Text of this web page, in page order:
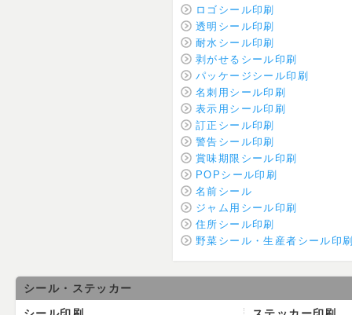
ロゴシール印刷
透明シール印刷
耐水シール印刷
剥がせるシール印刷
パッケージシール印刷
名刺用シール印刷
表示用シール印刷
訂正シール印刷
警告シール印刷
賞味期限シール印刷
POPシール印刷
名前シール
ジャム用シール印刷
住所シール印刷
野菜シール・生産者シール印
シール・ステッカー